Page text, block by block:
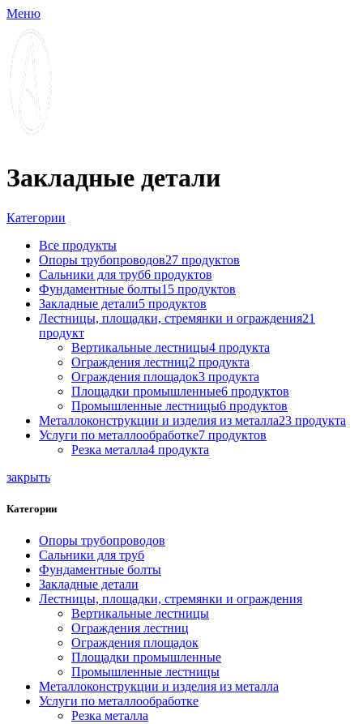
Меню
Закладные детали
Категории
Все продукты
Опоры трубопроводов27 продуктов
Сальники для труб6 продуктов
Фундаментные болты15 продуктов
Закладные детали5 продуктов
Лестницы, площадки, стремянки и ограждения21
продукт
Вертикальные лестницы4 продукта
Ограждения лестниц2 продукта
Ограждения площадок3 продукта
Площадки промышленные6 продуктов
Промышленные лестницы6 продуктов
Металлоконструкции и изделия из металла23 продукта
Услуги по металлообработке7 продуктов
Резка металла4 продукта
закрыть
Категории
Опоры трубопроводов
Сальники для труб
Фундаментные болты
Закладные детали
Лестницы, площадки, стремянки и ограждения
Вертикальные лестницы
Ограждения лестниц
Ограждения площадок
Площадки промышленные
Промышленные лестницы
Металлоконструкции и изделия из металла
Услуги по металлообработке
Резка металла